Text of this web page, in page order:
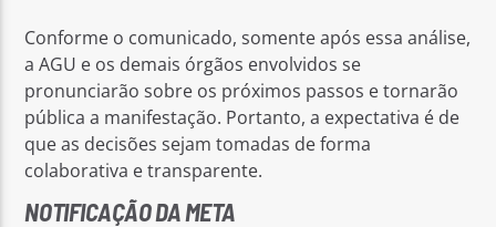
Conforme o comunicado, somente após essa análise,
a AGU e os demais órgãos envolvidos se
pronunciarão sobre os próximos passos e tornarão
pública a manifestação. Portanto, a expectativa é de
que as decisões sejam tomadas de forma
colaborativa e transparente.
NOTIFICAÇÃO DA META